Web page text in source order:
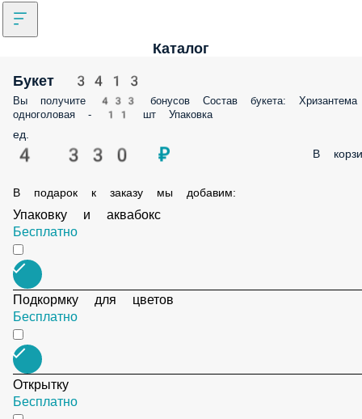
Каталог
Букет 3413
Вы получите 433 бонусов Состав букета: Хризантема
одноголовая - 11 шт Упаковка
ед.
4 330 ₽ В
В подарок к заказу мы добавим:
Упаковку и аквабокс
Бесплатно
Подкормку для цветов
Бесплатно
Открытку